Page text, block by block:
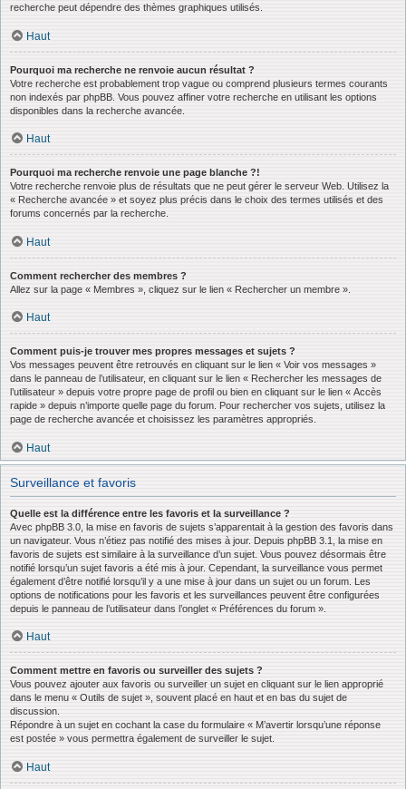
recherche peut dépendre des thèmes graphiques utilisés.
Haut
Pourquoi ma recherche ne renvoie aucun résultat ?
Votre recherche est probablement trop vague ou comprend plusieurs termes courants
non indexés par phpBB. Vous pouvez affiner votre recherche en utilisant les options
disponibles dans la recherche avancée.
Haut
Pourquoi ma recherche renvoie une page blanche ?!
Votre recherche renvoie plus de résultats que ne peut gérer le serveur Web. Utilisez la
« Recherche avancée » et soyez plus précis dans le choix des termes utilisés et des
forums concernés par la recherche.
Haut
Comment rechercher des membres ?
Allez sur la page « Membres », cliquez sur le lien « Rechercher un membre ».
Haut
Comment puis-je trouver mes propres messages et sujets ?
Vos messages peuvent être retrouvés en cliquant sur le lien « Voir vos messages »
dans le panneau de l’utilisateur, en cliquant sur le lien « Rechercher les messages de
l’utilisateur » depuis votre propre page de profil ou bien en cliquant sur le lien « Accès
rapide » depuis n’importe quelle page du forum. Pour rechercher vos sujets, utilisez la
page de recherche avancée et choisissez les paramètres appropriés.
Haut
Surveillance et favoris
Quelle est la différence entre les favoris et la surveillance ?
Avec phpBB 3.0, la mise en favoris de sujets s’apparentait à la gestion des favoris dans
un navigateur. Vous n’étiez pas notifié des mises à jour. Depuis phpBB 3.1, la mise en
favoris de sujets est similaire à la surveillance d’un sujet. Vous pouvez désormais être
notifié lorsqu’un sujet favoris a été mis à jour. Cependant, la surveillance vous permet
également d’être notifié lorsqu’il y a une mise à jour dans un sujet ou un forum. Les
options de notifications pour les favoris et les surveillances peuvent être configurées
depuis le panneau de l’utilisateur dans l’onglet « Préférences du forum ».
Haut
Comment mettre en favoris ou surveiller des sujets ?
Vous pouvez ajouter aux favoris ou surveiller un sujet en cliquant sur le lien approprié
dans le menu « Outils de sujet », souvent placé en haut et en bas du sujet de
discussion.
Répondre à un sujet en cochant la case du formulaire « M’avertir lorsqu’une réponse
est postée » vous permettra également de surveiller le sujet.
Haut